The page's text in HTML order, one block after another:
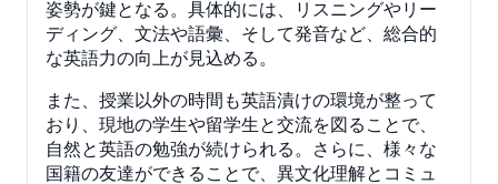
姿勢が鍵となる。具体的には、リスニングやリー
ディング、文法や語彙、そして発音など、総合的
な英語力の向上が見込める。
また、授業以外の時間も英語漬けの環境が整って
おり、現地の学生や留学生と交流を図ることで、
自然と英語の勉強が続けられる。さらに、様々な
国籍の友達ができることで、異文化理解とコミュ